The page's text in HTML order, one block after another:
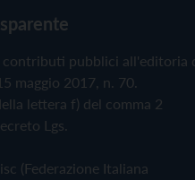
contributi pubblici all'editoria
maggio 2017, n. 70.
lettera f) del comma 2
Lgs.
(Federazione Italiana